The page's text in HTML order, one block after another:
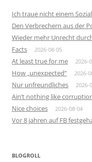
Ich traue nicht einem
Den Verbrechern aus der
Wieder mehr Unrecht
Facts 2026-08-05
At least true for me 2026-
How „unexpected“ 2026-
Nur unfreundliches 2026-
Ain’t nothing like
Nice choices 2026-08-04
Vor 8 jahren auf FB
BLOGROLL